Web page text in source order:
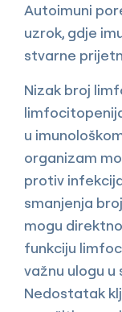
Autoimuni
uzrok, gdje
stvarne
Nizak broj
u
organizam
protiv
smanjenja
mogu
funkciju
važnu ulogu
Nedostatak